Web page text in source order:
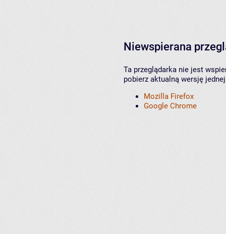
Niewspierana
Ta przeglądarka nie jest
pobierz aktualną wersję
Mozilla Firefox
Google Chrome